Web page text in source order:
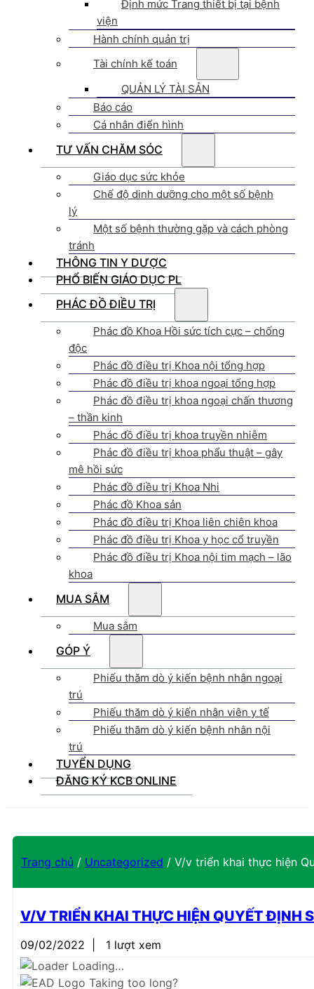
Định mức Trang thiết bị tại bệnh
viện
Hành chính quản trị
Tài chính kế toán
QUẢN LÝ TÀI SẢN
Báo cáo
Cá nhân điển hình
TƯ VẤN CHĂM SÓC
Giáo dục sức khỏe
Chế độ dinh dưỡng cho một số bệnh
lý
Một số bệnh thường gặp và cách phòng
tránh
THÔNG TIN Y DƯỢC
PHỔ BIẾN GIÁO DỤC PL
PHÁC ĐỒ ĐIỀU TRỊ
Phác đồ Khoa Hồi sức tích cực – chống
độc
Phác đồ điều trị Khoa nội tổng hợp
Phác đồ điều trị khoa ngoại tổng hợp
Phác đồ điều trị khoa ngoại chấn thương
– thần kinh
Phác đồ điều trị khoa truyền nhiễm
Phác đồ điều trị khoa phẩu thuật – gây
mê hồi sức
Phác đồ điều trị Khoa Nhi
Phác đồ Khoa sản
Phác đồ điều trị Khoa liên chiên khoa
Phác đồ điều trị Khoa y học cổ truyền
Phác đồ điều trị Khoa nội tim mạch – lão
khoa
MUA SẮM
Mua sắm
GÓP Ý
Phiếu thăm dò ý kiến bệnh nhân ngoại
trú
Phiếu thăm dò ý kiến nhân viên y tế
Phiếu thăm dò ý kiến bệnh nhân nội
trú
TUYỂN DỤNG
ĐĂNG KÝ KCB ONLINE
Trang chủ / Uncategorized / V/v triển khai thực hiện
V/V TRIỂN KHAI THỰC HIỆN QUYẾT
09/02/2022
1 lượt xem
Loading…
Taking too long?